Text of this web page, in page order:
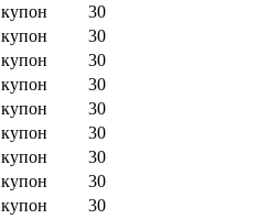
купон
30
купон
30
купон
30
купон
30
купон
30
купон
30
купон
30
купон
30
купон
30